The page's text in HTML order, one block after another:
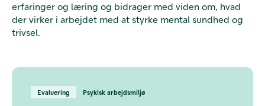
erfaringer og læring og bidrager med viden om, hvad
der virker i arbejdet med at styrke mental sundhed og
trivsel.
Evaluering Psykisk arbejdsmiljø